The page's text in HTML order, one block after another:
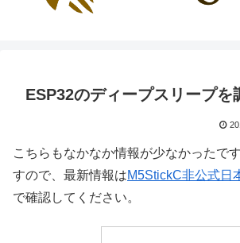
ESP32のディープスリープを
こちらもなかなか情報が少なかったで
すので、最新情報はM5StickC非公式日
で確認してください。